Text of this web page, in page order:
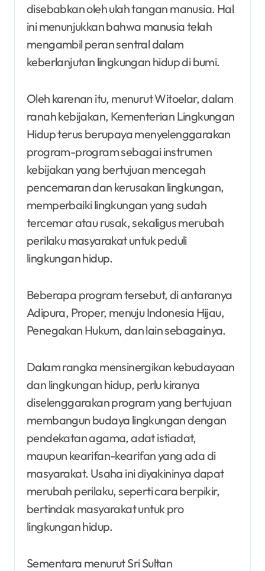
disebabkan oleh ulah tangan manusia. Hal
ini menunjukkan bahwa manusia telah
mengambil peran sentral dalam
keberlanjutan lingkungan hidup di bumi.
Oleh karenan itu, menurut Witoelar, dalam
ranah kebijakan, Kementerian Lingkungan
Hidup terus berupaya menyelenggarakan
program-program sebagai instrumen
kebijakan yang bertujuan mencegah
pencemaran dan kerusakan lingkungan,
memperbaiki lingkungan yang sudah
tercemar atau rusak, sekaligus merubah
perilaku masyarakat untuk peduli
lingkungan hidup.
Beberapa program tersebut, di antaranya
Adipura, Proper, menuju Indonesia Hijau,
Penegakan Hukum, dan lain sebagainya.
Dalam rangka mensinergikan kebudayaan
dan lingkungan hidup, perlu kiranya
diselenggarakan program yang bertujuan
membangun budaya lingkungan dengan
pendekatan agama, adat istiadat,
maupun kearifan-kearifan yang ada di
masyarakat. Usaha ini diyakininya dapat
merubah perilaku, seperti cara berpikir,
bertindak masyarakat untuk pro
lingkungan hidup.
Sementara menurut Sri Sultan